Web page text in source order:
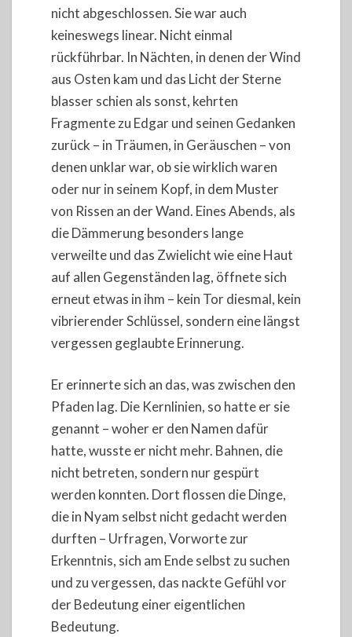
nicht abgeschlossen. Sie war auch
keineswegs linear. Nicht einmal
rückführbar. In Nächten, in denen der Wind
aus Osten kam und das Licht der Sterne
blasser schien als sonst, kehrten
Fragmente zu Edgar und seinen Gedanken
zurück – in Träumen, in Geräuschen – von
denen unklar war, ob sie wirklich waren
oder nur in seinem Kopf, in dem Muster
von Rissen an der Wand. Eines Abends, als
die Dämmerung besonders lange
verweilte und das Zwielicht wie eine Haut
auf allen Gegenständen lag, öffnete sich
erneut etwas in ihm – kein Tor diesmal, kein
vibrierender Schlüssel, sondern eine längst
vergessen geglaubte Erinnerung.
Er erinnerte sich an das, was zwischen den
Pfaden lag. Die Kernlinien, so hatte er sie
genannt – woher er den Namen dafür
hatte, wusste er nicht mehr. Bahnen, die
nicht betreten, sondern nur gespürt
werden konnten. Dort flossen die Dinge,
die in Nyam selbst nicht gedacht werden
durften – Urfragen, Vorworte zur
Erkenntnis, sich am Ende selbst zu suchen
und zu vergessen, das nackte Gefühl vor
der Bedeutung einer eigentlichen
Bedeutung.